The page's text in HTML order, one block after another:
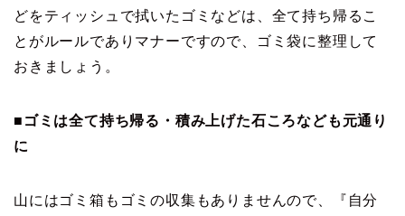
どをティッシュで拭いたゴミなどは、全て持ち帰るこ
とがルールでありマナーですので、ゴミ袋に整理して
おきましょう。
■ゴミは全て持ち帰る・積み上げた石ころなども元通り
に
山にはゴミ箱もゴミの収集もありませんので、『自分